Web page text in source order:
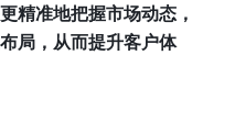
精准地把握市场动态，
局，从而提升客户体